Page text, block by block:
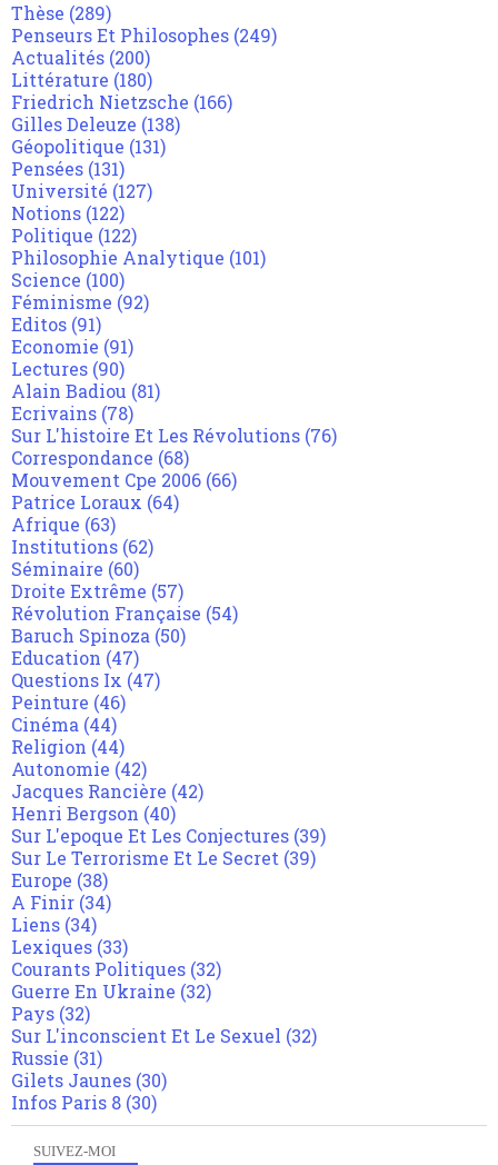
SUIVEZ-MOI
Thèse (289)
Penseurs Et Philosophes (249)
Actualités (200)
Littérature (180)
Friedrich Nietzsche (166)
Gilles Deleuze (138)
Géopolitique (131)
Pensées (131)
Université (127)
Notions (122)
Politique (122)
Philosophie Analytique (101)
Science (100)
Féminisme (92)
Editos (91)
Economie (91)
Lectures (90)
Alain Badiou (81)
Ecrivains (78)
Sur L'histoire Et Les Révolutions (76)
Correspondance (68)
Mouvement Cpe 2006 (66)
Patrice Loraux (64)
Afrique (63)
Institutions (62)
Séminaire (60)
Droite Extrême (57)
Révolution Française (54)
Baruch Spinoza (50)
Education (47)
Questions Ix (47)
Peinture (46)
Cinéma (44)
Religion (44)
Autonomie (42)
Jacques Rancière (42)
Henri Bergson (40)
Sur L'epoque Et Les Conjectures (39)
Sur Le Terrorisme Et Le Secret (39)
Europe (38)
A Finir (34)
Liens (34)
Lexiques (33)
Courants Politiques (32)
Guerre En Ukraine (32)
Pays (32)
Sur L'inconscient Et Le Sexuel (32)
Russie (31)
Gilets Jaunes (30)
Infos Paris 8 (30)